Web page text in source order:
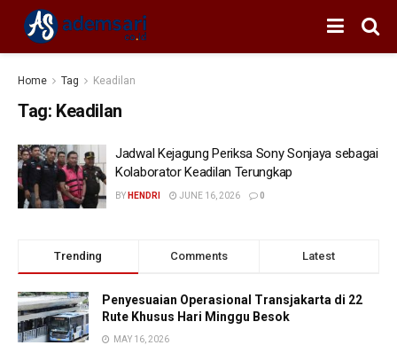
Home Tag Keadilan
Tag: Keadilan
Jadwal Kejagung Periksa Sony Sonjaya sebagai
Kolaborator Keadilan Terungkap
BY HENDRI JUNE 16, 2026 0
Trending Comments Latest
Penyesuaian Operasional Transjakarta di 22
Rute Khusus Hari Minggu Besok
MAY 16, 2026